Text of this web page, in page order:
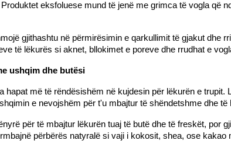
eksfoluese mund të jenë me grimca të vogla që
gjithashtu në përmirësimin e qarkullimit të gjakut
të lëkurës si aknet, bllokimet e poreve dhe rrudhat e
ushqim dhe butësi
hapat më të rëndësishëm në kujdesin për lëkurën e
e nevojshëm për t'u mbajtur të shëndetshme dhe të
për të mbajtur lëkurën tuaj të butë dhe të freskët, por
përbërës natyralë si vaji i kokosit, shea, ose